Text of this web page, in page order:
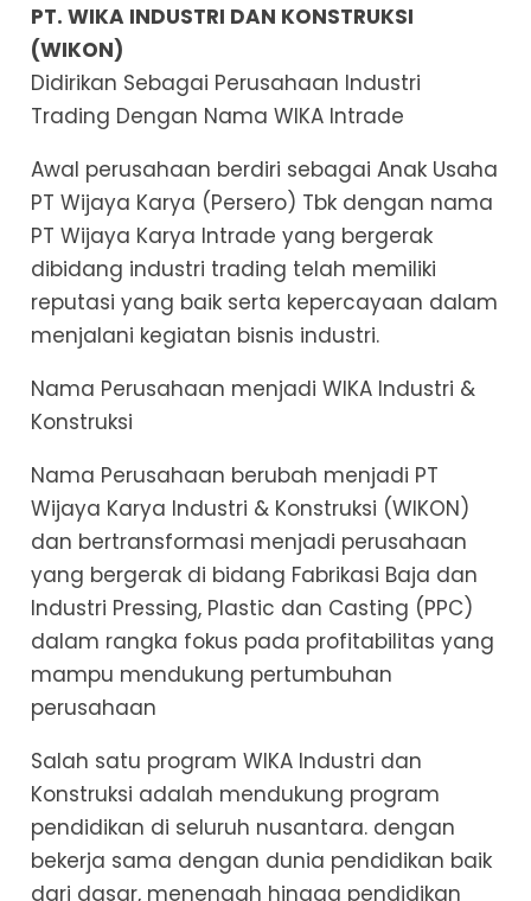
PT. WIKA INDUSTRI DAN KONSTRUKSI
(WIKON)
Didirikan Sebagai Perusahaan Industri
Trading Dengan Nama WIKA Intrade
Awal perusahaan berdiri sebagai Anak Usaha
PT Wijaya Karya (Persero) Tbk dengan nama
PT Wijaya Karya Intrade yang bergerak
dibidang industri trading telah memiliki
reputasi yang baik serta kepercayaan dalam
menjalani kegiatan bisnis industri.
Nama Perusahaan menjadi WIKA Industri &
Konstruksi
Nama Perusahaan berubah menjadi PT
Wijaya Karya Industri & Konstruksi (WIKON)
dan bertransformasi menjadi perusahaan
yang bergerak di bidang Fabrikasi Baja dan
Industri Pressing, Plastic dan Casting (PPC)
dalam rangka fokus pada profitabilitas yang
mampu mendukung pertumbuhan
perusahaan
Salah satu program WIKA Industri dan
Konstruksi adalah mendukung program
pendidikan di seluruh nusantara. dengan
bekerja sama dengan dunia pendidikan baik
dari dasar, menengah hingga pendidikan